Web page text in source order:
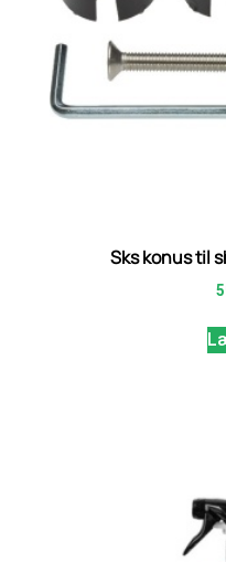
Sks konus til